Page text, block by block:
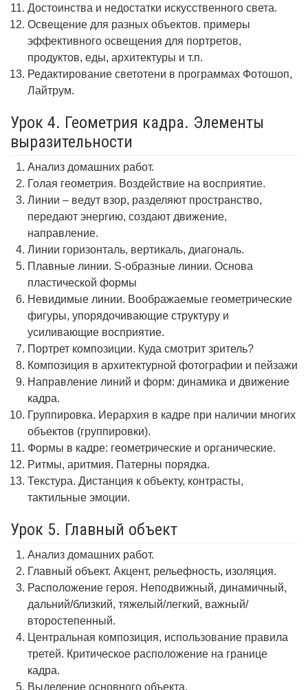
Достоинства и недостатки искусственного света.
Освещение для разных объектов. примеры
эффективного освещения для портретов,
продуктов, еды, архитектуры и т.п.
Редактирование светотени в программах Фотошоп,
Лайтрум.
Урок 4. Геометрия кадра. Элементы
выразительности
Анализ домашних работ.
Голая геометрия. Воздействие на восприятие.
Линии – ведут взор, разделяют пространство,
передают энергию, создают движение,
направление.
Линии горизонталь, вертикаль, диагональ.
Плавные линии. S-образные линии. Основа
пластической формы
Невидимые линии. Воображаемые геометрические
фигуры, упорядочивающие структуру и
усиливающие восприятие.
Портрет композиции. Куда смотрит зритель?
Композиция в архитектурной фотографии и пейзажи
Направление линий и форм: динамика и движение
кадра.
Группировка. Иерархия в кадре при наличии многих
объектов (группировки).
Формы в кадре: геометрические и органические.
Ритмы, аритмия. Патерны порядка.
Текстура. Дистанция к объекту, контрасты,
тактильные эмоции.
Урок 5. Главный объект
Анализ домашних работ.
Главный объект. Акцент, рельефность, изоляция.
Расположение героя. Неподвижный, динамичный,
дальний/близкий, тяжелый/легкий, важный/
второстепенный.
Центральная композиция, использование правила
третей. Критическое расположение на границе
кадра.
Выделение основного объекта.